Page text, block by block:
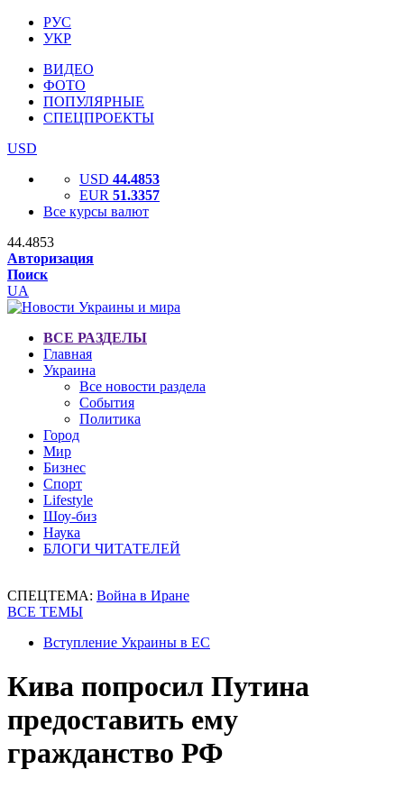
РУС
УКР
ВИДЕО
ФОТО
ПОПУЛЯРНЫЕ
СПЕЦПРОЕКТЫ
USD
USD 44.4853
EUR 51.3357
Все курсы валют
44.4853
Авторизация
Поиск
UA
ВСЕ РАЗДЕЛЫ
Главная
Украина
Все новости раздела
События
Политика
Город
Мир
Бизнес
Спорт
Lifestyle
Шоу-биз
Наука
БЛОГИ ЧИТАТЕЛЕЙ
СПЕЦТЕМА: Война в Иране
ВСЕ ТЕМЫ
Вступление Украины в ЕС
Кива попросил Путина
предоставить ему
гражданство РФ